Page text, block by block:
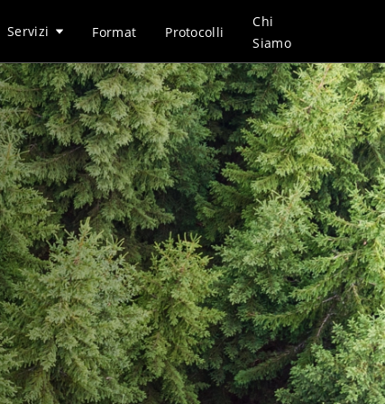
Servizi Format Protocolli
Chi
Siamo